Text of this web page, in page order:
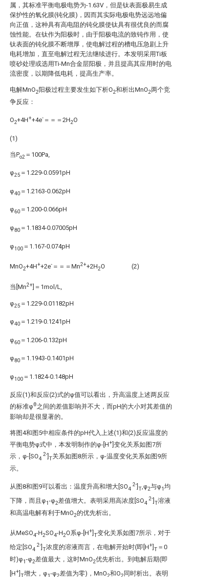
属，其标准平衡电极电势为-1.63V，但是钛表面极易生成
保护性的氧化膜(钝化膜)，因而其实际电极电势远远地偏
向正值，这种具有高电阻的钝化膜使钛具有很优良的而腐
蚀性能。在钛作为阳极时，由于阳极电流的致钝作用，使
钛表面的钝化膜不断增厚，使电解过程的槽电压急剧上升
电耗增加，直至电解过程无法继续进行。本发明采用Ti板
喷砂处理或选用Ti-Mn合金层阳极，并且提高其应用时的电
流密度，以期降低电耗，提高生产率。
电解MnO2阳极过程主要发生如下析O2和析出MnO2两个竞
争反应：
O2+4H++4e- ＝＝＝2H2O
(1)
当Po2 ＝100Pa,
φ25 ＝1.229-0.0591pH
φ40 ＝1.2163-0.062pH
φ60 ＝1.200-0.066pH
φ80 ＝1.1834-0.07005pH
φ100 ＝1.167-0.074pH
MnO2+4H++2e- ＝＝＝Mn2++2H2O (2)
当[Mn2+ ]＝1mol/L,
φ25 ＝1.229-0.01182pH
φ40 ＝1.219-0.1241pH
φ60 ＝1.206-0.132pH
φ80 ＝1.1943-0.1401pH
φ100 ＝1.1824-0.148pH
反应(1)和反应(2)式的φ值可以看出，升高温度上述两反应
的标准φθ之间的差值影响并不大，而pH的大小对其差值的
影响却是很显著的。
将图4和图5中相应条件的pH代入上述(1)和(2)反应温度的
平衡电势φ式中，本发明制作的φ-[H+ ]变化关系如图7所
示，φ-[SO4
2-
T关系如图8所示，φ-温度变化关系如图9所
示。
从图8和图9可以看出：温度升高和增大[SO4
2-
T,φ2与φ1均
下降，而且φ1-φ2差值增大。表明采用高浓度[SO4
2-
T溶液
和高温电解有利于MnO2的优先析出。
从MeSO4-H2SO4-H2O系φ-[H+
T变化关系如图7所示，对于
给定[SO4
2-
T浓度的溶液而言，在电解开始时(即[H+
T ＝0
时)φ1-φ2差值最大，这时MnO2优先析出。到电解后期(即
[H+
T增大，φ1-φ2差值为零)，MnO2和O2 同时析出。表明